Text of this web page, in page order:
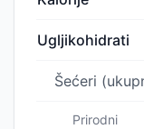
Ugljikohidrati
Šećeri
Prirodni